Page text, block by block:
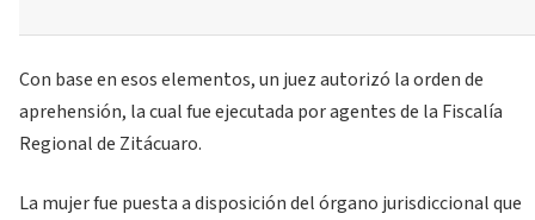
Con base en esos elementos, un juez autorizó la orden de
aprehensión, la cual fue ejecutada por agentes de la Fiscalía
Regional de Zitácuaro.
La mujer fue puesta a disposición del órgano jurisdiccional que